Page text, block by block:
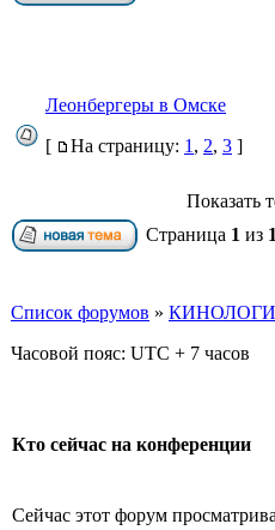
Леонбергеры в Омске
[
На страницу: 1 , 2, 3 ]
Показать
Страница 1 из 1
Список форумов »
Часовой пояс: UTC + 7 часов
Кто сейчас на конференции
Сейчас этот форум